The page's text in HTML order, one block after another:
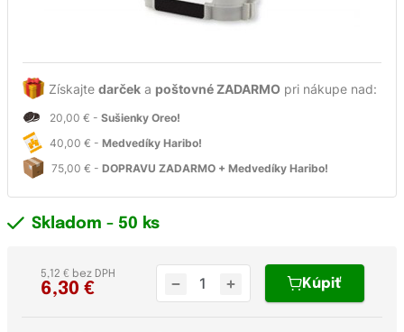
Získajte darček a poštovné ZADARMO pri nákupe nad:
20,00 € - Sušienky Oreo!
40,00 € - Medvedíky Haribo!
75,00 € - DOPRAVU ZADARMO + Medvedíky Haribo!
Skladom - 50 ks
6,30 €
5,12 € bez DPH
Kúpiť